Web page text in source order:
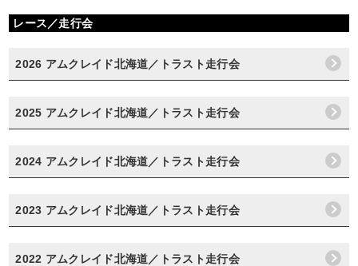
レース／走行会
2026 アムクレイド北海道／トラスト走行会
2025 アムクレイド北海道／トラスト走行会
2024 アムクレイド北海道／トラスト走行会
2023 アムクレイド北海道／トラスト走行会
2022 アムクレイド北海道／トラスト走行会